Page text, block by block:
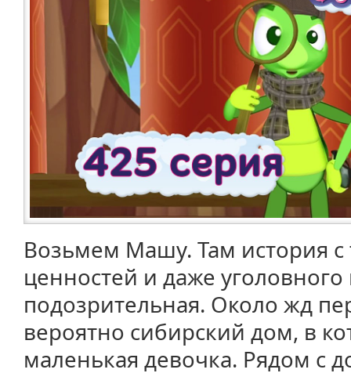
Возьмем Машу. Там история
ценностей и даже уголовного
подозрительная. Около жд
вероятно сибирский дом, в
маленькая девочка. Рядом с